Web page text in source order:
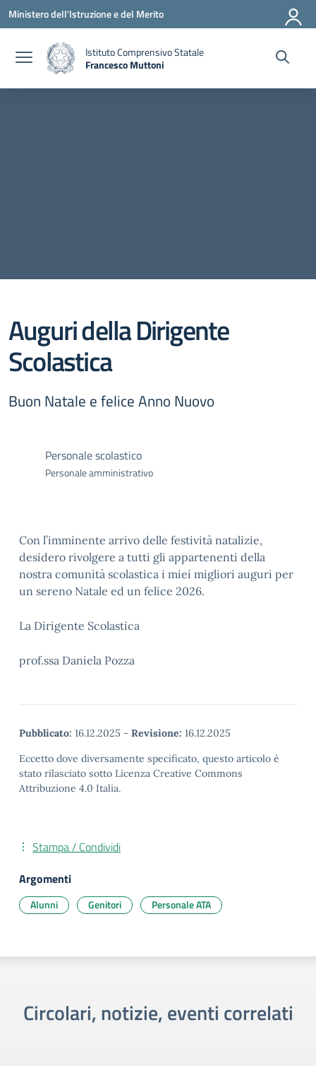
Vai ai contenuti
Vai al menu di navigazione
Vai al footer
Ministero dell'Istruzione e del Merito
Istituto Comprensivo Statale
Francesco Muttoni
Auguri della Dirigente
Scolastica
Buon Natale e felice Anno Nuovo
Personale scolastico
Personale amministrativo
Con l’imminente arrivo delle festività natalizie,
desidero rivolgere a tutti gli appartenenti della
nostra comunità scolastica i miei migliori auguri per
un sereno Natale ed un felice 2026.
La Dirigente Scolastica
prof.ssa Daniela Pozza
Pubblicato: 16.12.2025 - Revisione: 16.12.2025
Eccetto dove diversamente specificato, questo articolo è
stato rilasciato sotto Licenza Creative Commons
Attribuzione 4.0 Italia.
Stampa / Condividi
Argomenti
Alunni Genitori Personale ATA
Circolari, notizie, eventi correlati